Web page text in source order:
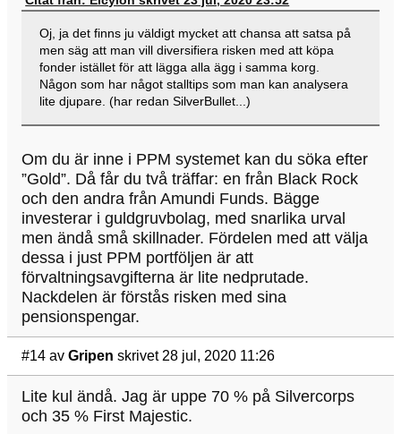
Oj, ja det finns ju väldigt mycket att chansa att satsa på
men säg att man vill diversifiera risken med att köpa
fonder istället för att lägga alla ägg i samma korg.
Någon som har något stalltips som man kan analysera
lite djupare. (har redan SilverBullet...)
Om du är inne i PPM systemet kan du söka efter
”Gold”. Då får du två träffar: en från Black Rock
och den andra från Amundi Funds. Bägge
investerar i guldgruvbolag, med snarlika urval
men ändå små skillnader. Fördelen med att välja
dessa i just PPM portföljen är att
förvaltningsavgifterna är lite nedprutade.
Nackdelen är förstås risken med sina
pensionspengar.
#14 av Gripen skrivet 28 jul, 2020 11:26
Lite kul ändå. Jag är uppe 70 % på Silvercorps
och 35 % First Majestic.